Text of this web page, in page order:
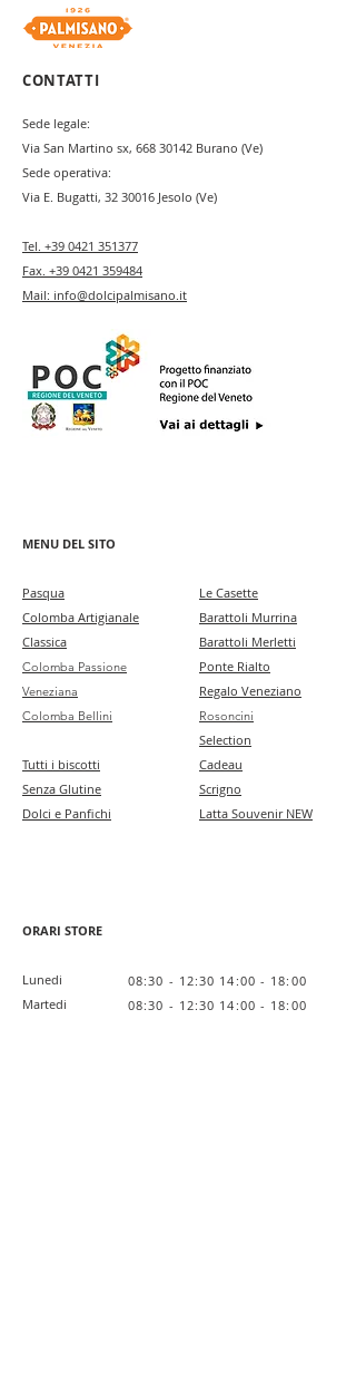
CONTATTI
Sede legale:
Via San Martino sx, 668 30142 Burano (Ve)
Sede operativa:
Via E. Bugatti, 32 30016 Jesolo (Ve)
Tel. +39 0421 351377
Fax. +39 0421 359484
Mail: info@dolcipalmisano.it
MENU DEL SITO
Pasqua
Colomba Artigianale
Classica
Colomba Passione
Veneziana
Colomba Bellini
Tutti i biscotti
Senza Glutine
Dolci e Panfichi
Le Casette
Barattoli Murrina
Barattoli Merletti
Ponte Rialto
Regalo Veneziano
Rosoncini
Selection
Cadeau
Scrigno
Latta Souvenir NEW
ORARI STORE
Lunedi
Martedi
08:30 - 12:30 14:00 - 18:00
08:30 - 12:30 14:00 - 18:00